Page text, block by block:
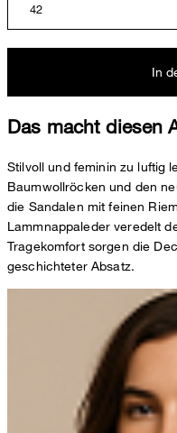
42
In
Das macht diesen
Stilvoll und feminin zu luftig
Baumwollröcken und den
die Sandalen mit feinen
Lammnappaleder veredelt
Tragekomfort sorgen die
geschichteter Absatz.